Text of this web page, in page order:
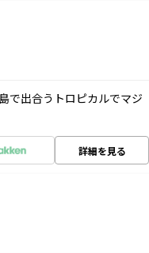
で出合うトロピカルでマジ
詳細を見る